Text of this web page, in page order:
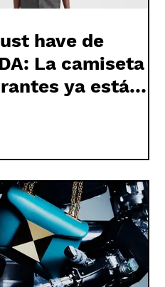
have de
La camiseta
ya está